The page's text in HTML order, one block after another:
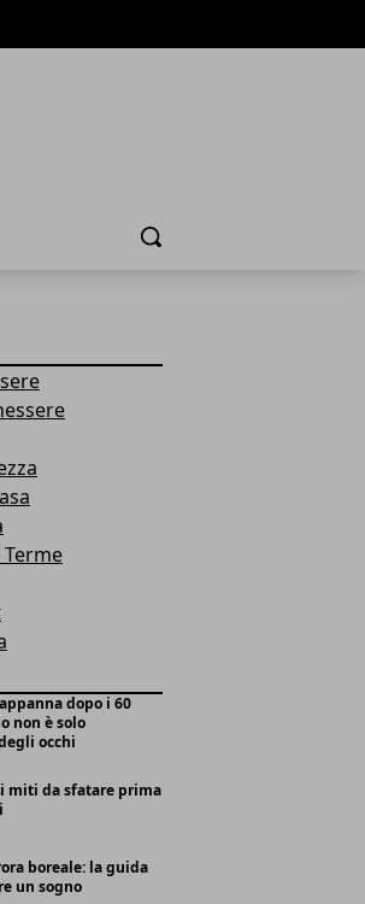
Cerca
dopo i 60
non è solo
occhi
miti da sfatare prima
boreale: la guida
un sogno